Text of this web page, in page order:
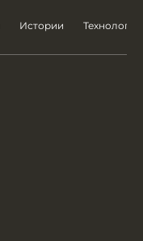
Истории Технологии